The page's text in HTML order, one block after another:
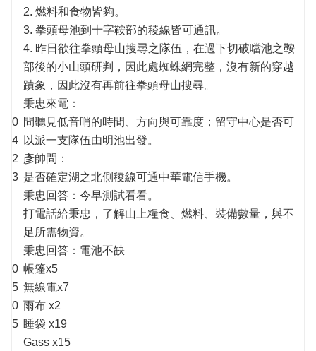
2. 燃料和食物皆夠。
3. 拳頭母池到十字鞍部的稜線皆可通訊。
4. 昨日欲往拳頭母山搜尋之隊伍，在過下切破噹池之鞍
部後的小山頭研判，因此處蜘蛛網完整，沒有新的穿越
蹟象，因此沒有再前往拳頭母山搜尋。
0
4
2
3
秉忠來電：
問聽見低音哨的時間、方向與可靠度；留守中心是否可
以派一支隊伍由明池出發。
彥帥問：
是否確定湖之北側稜線可通中華電信手機。
秉忠回答：今早測試看看。
0
5
0
5
打電話給秉忠，了解山上糧食、燃料、裝備數量，與不
足所需物資。
秉忠回答：電池不缺
帳篷x5
無線電x7
雨布 x2
睡袋 x19
Gass x15